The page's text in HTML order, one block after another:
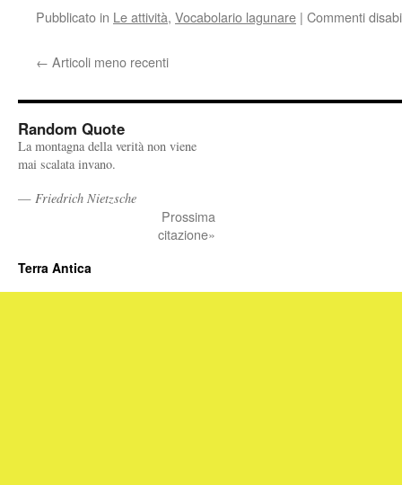
Mestre,
la
Pubblicato in Le attività, Vocabolario lagunare | Commenti
← Articoli meno recenti
Random Quote
La montagna della verità non viene
mai scalata invano.
— Friedrich Nietzsche
Prossima
citazione»
Terra Antica